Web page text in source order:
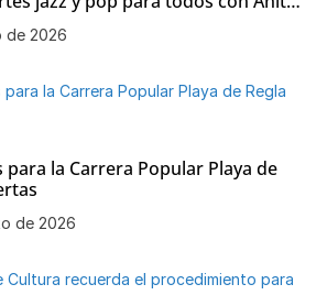
de 2026
para la Carrera Popular Playa de
de 2026